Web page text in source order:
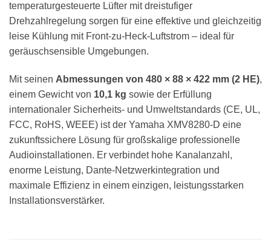
temperaturgesteuerte Lüfter mit dreistufiger
Drehzahlregelung sorgen für eine effektive und gleichzeitig
leise Kühlung mit Front-zu-Heck-Luftstrom – ideal für
geräuschsensible Umgebungen.
Mit seinen Abmessungen von 480 × 88 × 422 mm (2 HE),
einem Gewicht von 10,1 kg sowie der Erfüllung
internationaler Sicherheits- und Umweltstandards (CE, UL,
FCC, RoHS, WEEE) ist der Yamaha XMV8280-D eine
zukunftssichere Lösung für großskalige professionelle
Audioinstallationen. Er verbindet hohe Kanalanzahl,
enorme Leistung, Dante-Netzwerkintegration und
maximale Effizienz in einem einzigen, leistungsstarken
Installationsverstärker.